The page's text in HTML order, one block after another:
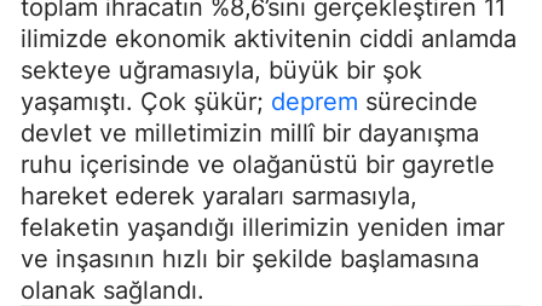
toplam ihracatın %8,6’sını gerçekleştiren 11
ilimizde ekonomik aktivitenin ciddi anlamda
sekteye uğramasıyla, büyük bir şok
yaşamıştı. Çok şükür; deprem sürecinde
devlet ve milletimizin millî bir dayanışma
ruhu içerisinde ve olağanüstü bir gayretle
hareket ederek yaraları sarmasıyla,
felaketin yaşandığı illerimizin yeniden imar
ve inşasının hızlı bir şekilde başlamasına
olanak sağlandı.